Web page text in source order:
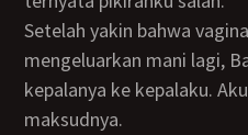
Setelah yakin bahwa vaginaku sudah tidak
mengeluarkan mani lagi,
kepalanya ke kepalaku.
maksudnya.